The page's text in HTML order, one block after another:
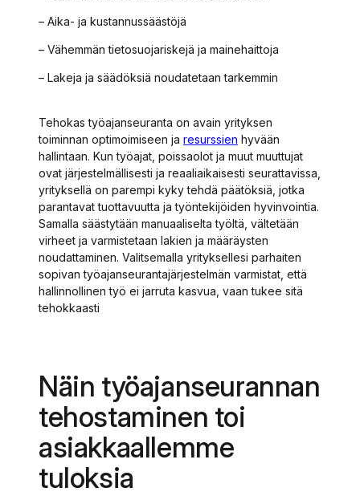
– Aika- ja kustannussäästöjä
– Vähemmän tietosuojariskejä ja mainehaittoja
– Lakeja ja säädöksiä noudatetaan tarkemmin
Tehokas työajanseuranta on avain yrityksen
toiminnan optimoimiseen ja resurssien hyvään
hallintaan. Kun työajat, poissaolot ja muut muuttujat
ovat järjestelmällisesti ja reaaliaikaisesti seurattavissa,
yrityksellä on parempi kyky tehdä päätöksiä, jotka
parantavat tuottavuutta ja työntekijöiden hyvinvointia.
Samalla säästytään manuaaliselta työltä, vältetään
virheet ja varmistetaan lakien ja määräysten
noudattaminen. Valitsemalla yrityksellesi parhaiten
sopivan työajanseurantajärjestelmän varmistat, että
hallinnollinen työ ei jarruta kasvua, vaan tukee sitä
tehokkaasti
Näin työajanseurannan
tehostaminen toi
asiakkaallemme
tuloksia